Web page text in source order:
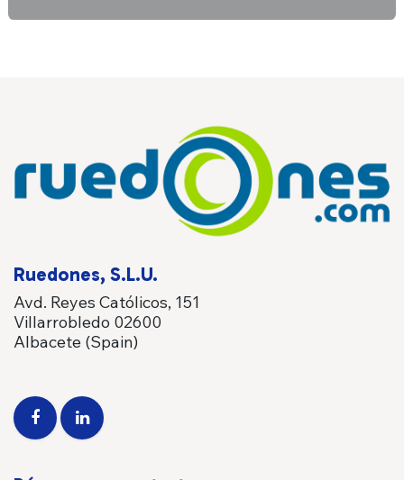
Ruedones, S.L.U.
Avd. Reyes Católicos, 151
Villarrobledo 02600
Albacete (Spain)